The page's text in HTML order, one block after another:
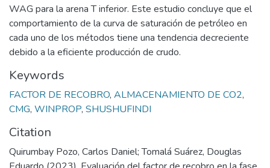
WAG para la arena T inferior. Este estudio concluye que el
comportamiento de la curva de saturación de petróleo en
cada uno de los métodos tiene una tendencia decreciente
debido a la eficiente producción de crudo.
Keywords
FACTOR DE RECOBRO, ALMACENAMIENTO DE CO2,
CMG, WINPROP, SHUSHUFINDI
Citation
Quirumbay Pozo, Carlos Daniel; Tomalá Suárez, Douglas